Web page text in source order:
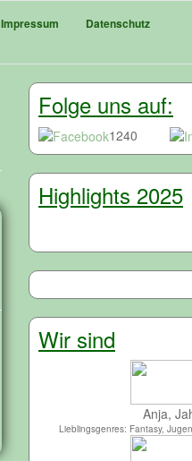
Impressum Datenschutz
Folge uns auf:
1240
Highlights 2025
Wir sind
Anja,
Lieblingsgenres: Fantasy,